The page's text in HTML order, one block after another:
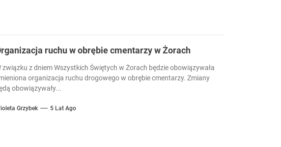
ruchu w obrębie cmentarzy w Żorach
związku z dniem Wszystkich Świętych w Żorach będzie obowiązywała
organizacja ruchu drogowego w obrębie cmentarzy. Zmiany
obowiązywały...
Grzybek 5 Lat Ago